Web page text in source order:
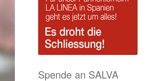
Spende an SALVA